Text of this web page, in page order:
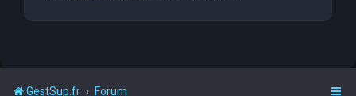
GestSup.fr Forum